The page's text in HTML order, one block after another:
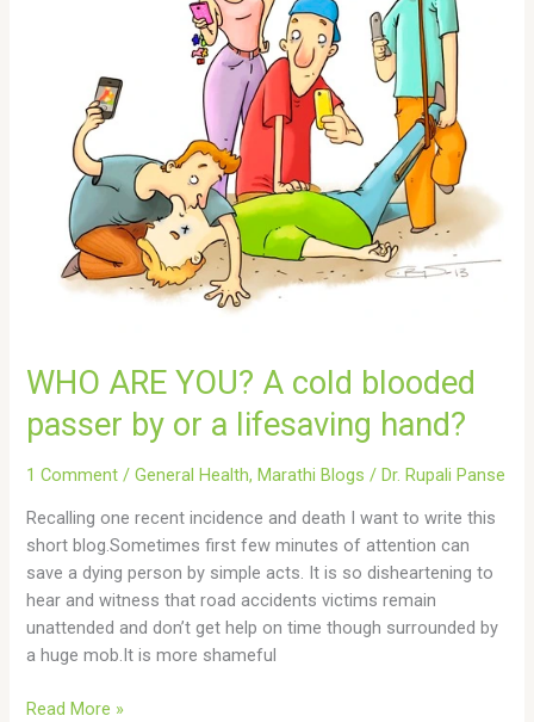
WHO ARE YOU? A cold blooded
passer by or a lifesaving hand?
1 Comment /General Health,Marathi Blogs /Dr. Rupali Panse
Recalling one recent incidence and death I want to write this
short blog.Sometimes first few minutes of attention can
save a dying person by simple acts. It is so disheartening to
hear and witness that road accidents victims remain
unattended and don’t get help on time though surrounded by
a huge mob.It is more shameful
lifesaving
Read More »